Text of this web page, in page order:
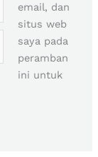
email, dan
situs web
saya pada
peramban
ini untuk